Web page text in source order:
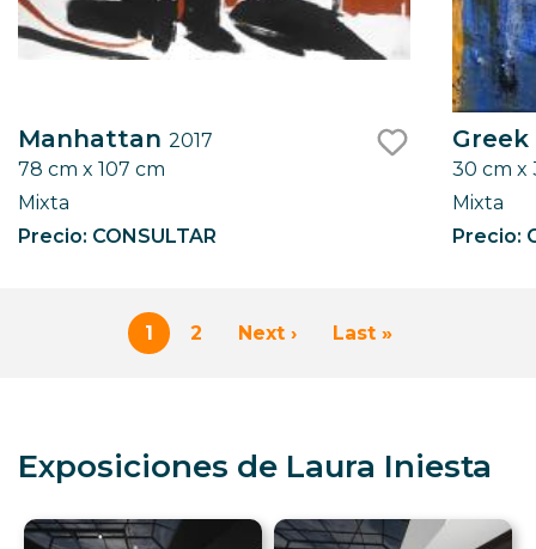
Manhattan 2017
78 cm x 107 cm
Mixta
Precio: CONSULTAR
30 cm x
Mixta
Precio:
Página
1
Page
2
Siguiente
Next ›
Última
Last »
Exposiciones de Laura Iniesta